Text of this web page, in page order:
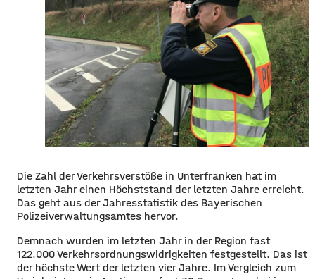
Die Zahl der Verkehrsverstöße in Unterfranken hat im
letzten Jahr einen Höchststand der letzten Jahre erreicht.
Das geht aus der Jahresstatistik des Bayerischen
Polizeiverwaltungsamtes hervor.
Demnach wurden im letzten Jahr in der Region fast
122.000 Verkehrsordnungswidrigkeiten festgestellt. Das ist
der höchste Wert der letzten vier Jahre. Im Vergleich zum